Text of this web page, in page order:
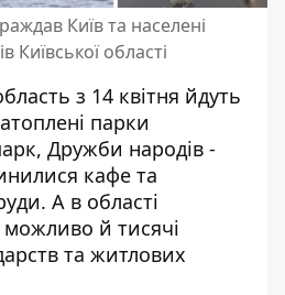
Київ та населені
Київської області
з 14 квітня йдуть
парки
Дружби народів -
кафе та
А в області
можливо й тисячі
та житлових